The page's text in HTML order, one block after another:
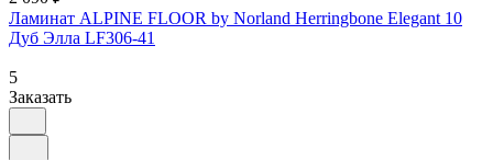
Ламинат ALPINE FLOOR by Norland Herringbone Elegant 10
Дуб Элла LF306-41
5
Заказать